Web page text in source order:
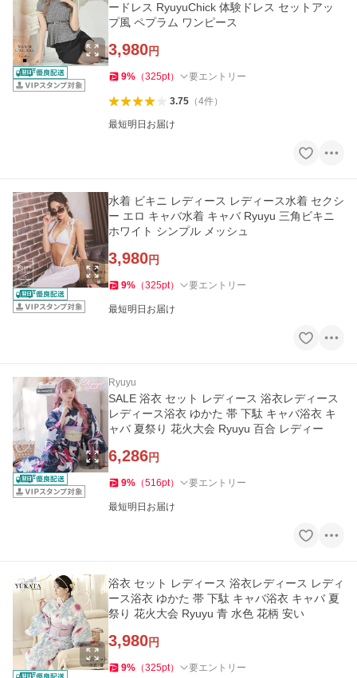
ードレス RyuyuChick 体験ドレス セットアッ
プ風 ペプラム ワンピース
3,980円
9% （325pt） 要エントリー
3.75（4件）
最短明日お届け
水着 ビキニ レディース レディース水着 セクシ
ー エロ キャバ水着 キャバ Ryuyu 三角ビキニ
ホワイト シンプル メッシュ
3,980円
9% （325pt） 要エントリー
最短明日お届け
Ryuyu
SALE 浴衣 セット レディース 浴衣レディース
レディース浴衣 ゆかた 帯 下駄 キャバ浴衣 キ
ャバ 夏祭り 花火大会 Ryuyu 百合 レディー
6,286円
9% （516pt） 要エントリー
最短明日お届け
浴衣 セット レディース 浴衣レディース レディ
ース浴衣 ゆかた 帯 下駄 キャバ浴衣 キャバ 夏
祭り 花火大会 Ryuyu 青 水色 花柄 安い
3,980円
9% （325pt） 要エントリー